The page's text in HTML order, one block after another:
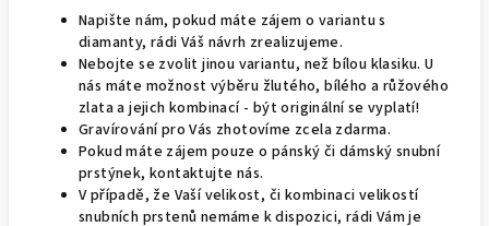
Napište nám, pokud máte zájem o variantu s
diamanty, rádi Váš návrh zrealizujeme.
Nebojte se zvolit jinou variantu, než bílou klasiku. U
nás máte možnost výběru žlutého, bílého a růžového
zlata a jejich kombinací - být originální se vyplatí!
Gravírování pro Vás zhotovíme zcela zdarma.
Pokud máte zájem pouze o pánský či dámský snubní
prstýnek, kontaktujte nás.
V případě, že Vaší velikost, či kombinaci velikostí
snubních prstenů nemáme k dispozici, rádi Vám je